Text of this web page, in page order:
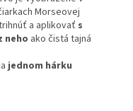
Morseovej
a aplikovať s
neho ako čistá tajná
jednom hárku